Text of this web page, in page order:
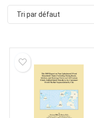
Tri par défaut